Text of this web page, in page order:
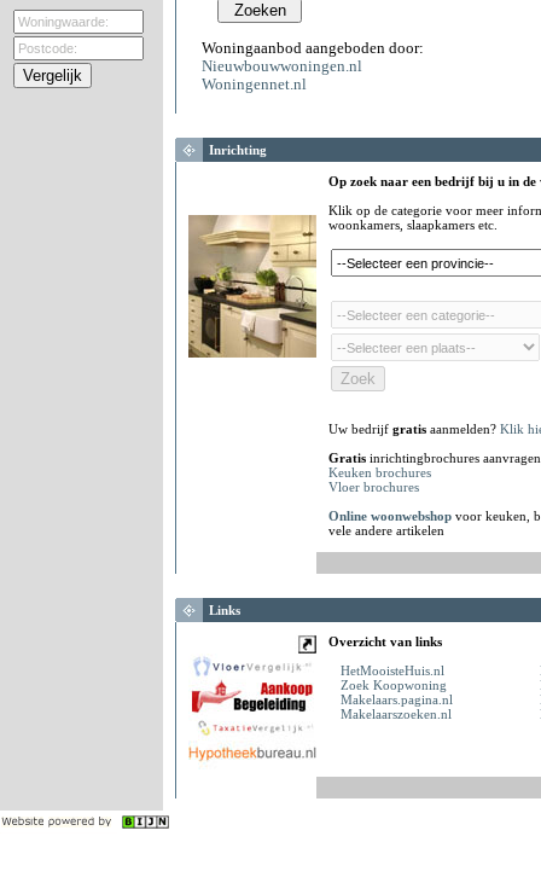
Woningaanbod aangeboden door:
Nieuwbouwwoningen.nl
Woningennet.nl
Inrichting
Op zoek naar een bedrijf bij u in
Klik op de categorie voor meer
woonkamers, slaapkamers etc.
Uw bedrijf gratis aanmelden? Klik
Gratis inrichtingbrochures
Keuken brochures
Vloer brochures
Online woonwebshop voor keuken,
vele andere artikelen
Links
Overzicht van links
HetMooisteHuis.nl
Zoek Koopwoning
Makelaars.pagina.nl
Makelaarszoeken.nl